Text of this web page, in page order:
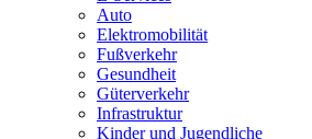
Auto
Elektromobilität
Fußverkehr
Gesundheit
Güterverkehr
Infrastruktur
Kinder und Jugendliche